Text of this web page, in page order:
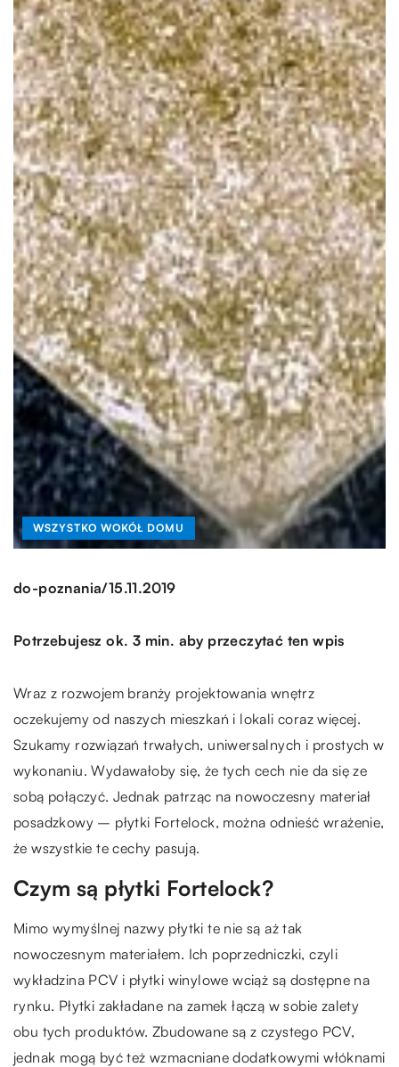
WSZYSTKO WOKÓŁ DOMU
do-poznania/15.11.2019
Potrzebujesz ok. 3 min. aby przeczytać ten wpis
Wraz z rozwojem branży projektowania wnętrz
oczekujemy od naszych mieszkań i lokali coraz więcej.
Szukamy rozwiązań trwałych, uniwersalnych i prostych w
wykonaniu. Wydawałoby się, że tych cech nie da się ze
sobą połączyć. Jednak patrząc na nowoczesny materiał
posadzkowy – płytki Fortelock, można odnieść wrażenie,
że wszystkie te cechy pasują.
Czym są płytki Fortelock?
Mimo wymyślnej nazwy płytki te nie są aż tak
nowoczesnym materiałem. Ich poprzedniczki, czyli
wykładzina PCV i płytki winylowe wciąż są dostępne na
rynku. Płytki zakładane na zamek łączą w sobie zalety
obu tych produktów. Zbudowane są z czystego PCV,
jednak mogą być też wzmacniane dodatkowymi włóknami